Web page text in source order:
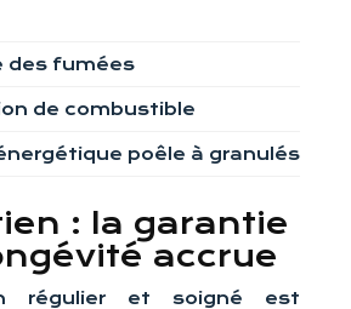
des fumées
de combustible
poêle à granulés
: la garantie
accrue
régulier et soigné est